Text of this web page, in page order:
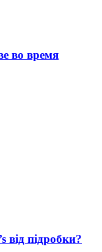
во время
від підробки?